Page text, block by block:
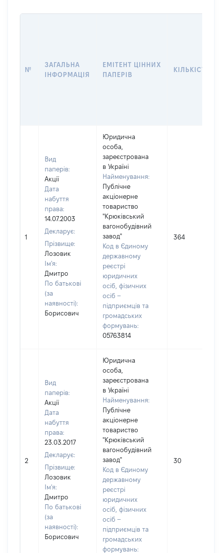
№
ЗАГАЛЬНА
ІНФОРМАЦІЯ
ЕМІТЕНТ ЦІННИХ
ПАПЕРІВ
КІЛЬКІСТЬ
1
Вид
паперів:
Акції
Дата
набуття
права:
14.07.2003
Декларує:
Прізвище:
Лозовик
Ім'я:
Дмитро
По батькові
(за
наявності):
Борисович
Юридична
особа,
зареєстрована
в Україні
Найменування:
Публічне
акціонерне
товариство
"Крюківський
вагонобудівний
завод"
Код в Єдиному
державному
реєстрі
юридичних
осіб, фізичних
осіб –
підприємців та
громадських
формувань:
05763814
364
2
Вид
паперів:
Акції
Дата
набуття
права:
23.03.2017
Декларує:
Прізвище:
Лозовик
Ім'я:
Дмитро
По батькові
(за
наявності):
Борисович
Юридична
особа,
зареєстрована
в Україні
Найменування:
Публічне
акціонерне
товариство
"Крюківський
вагонобудівний
завод"
Код в Єдиному
державному
реєстрі
юридичних
осіб, фізичних
осіб –
підприємців та
громадських
формувань:
30